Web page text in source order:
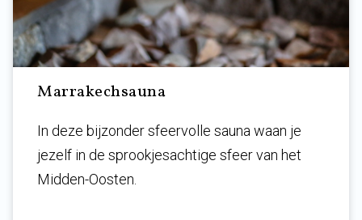
Marrakechsauna
In deze bijzonder sfeervolle sauna waan je
jezelf in de sprookjesachtige sfeer van het
Midden-Oosten.